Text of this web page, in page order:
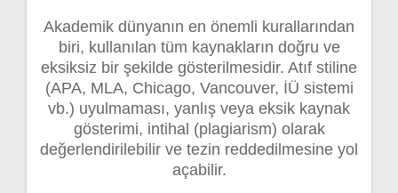
Akademik dünyanın en önemli kurallarından
biri, kullanılan tüm kaynakların doğru ve
eksiksiz bir şekilde gösterilmesidir. Atıf stiline
(APA, MLA, Chicago, Vancouver, İÜ sistemi
vb.) uyulmaması, yanlış veya eksik kaynak
gösterimi, intihal (plagiarism) olarak
değerlendirilebilir ve tezin reddedilmesine yol
açabilir.